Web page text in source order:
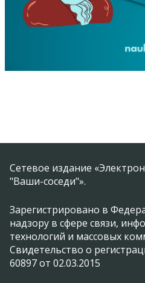
Сетевое издание
"Ваши-соседи"».
Зарегистрировано в
надзору в сфере связи,
технологий и массовых
Свидетельство о
60897 от 02.03.2015